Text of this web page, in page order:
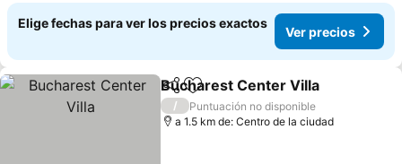
Elige fechas para ver los precios exactos
Ver precios
CompartirAgregar a favoritos
Bucharest Center Villa
/
Puntuación no disponible
a 1.5 km de: Centro de la ciudad